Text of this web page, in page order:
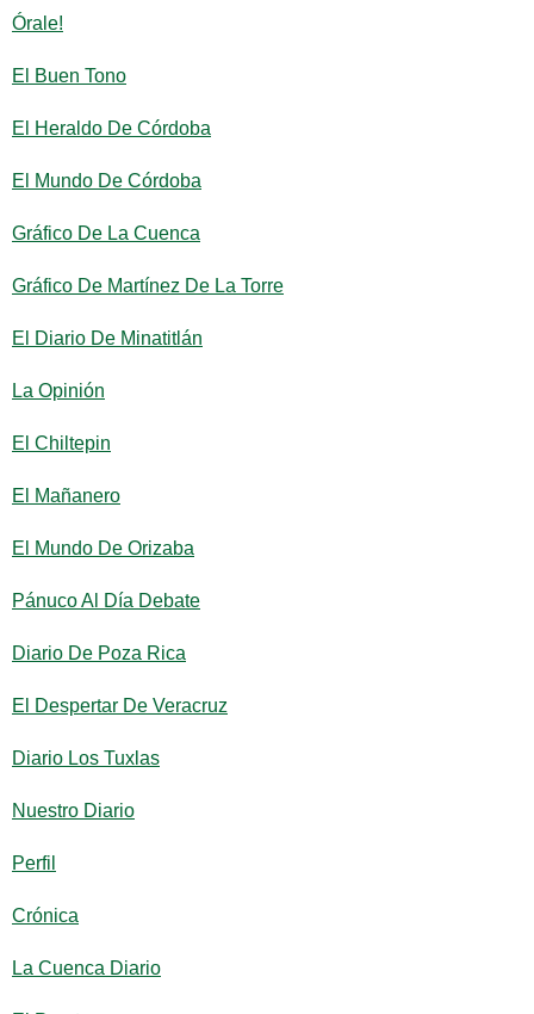
Órale!
El Buen Tono
El Heraldo De Córdoba
El Mundo De Córdoba
Gráfico De La Cuenca
Gráfico De Martínez De La Torre
El Diario De Minatitlán
La Opinión
El Chiltepin
El Mañanero
El Mundo De Orizaba
Pánuco Al Día Debate
Diario De Poza Rica
El Despertar De Veracruz
Diario Los Tuxlas
Nuestro Diario
Perfil
Crónica
La Cuenca Diario